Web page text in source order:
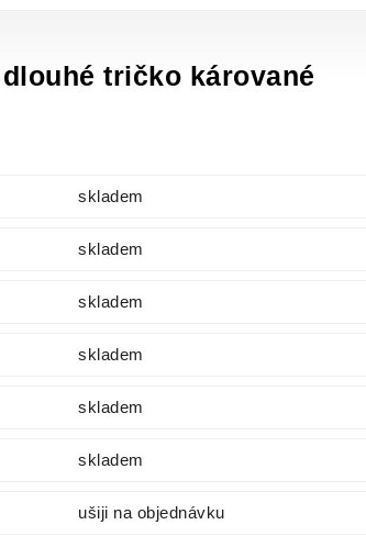
tričko kárované
skladem
skladem
skladem
skladem
skladem
skladem
ušiji na objednávku